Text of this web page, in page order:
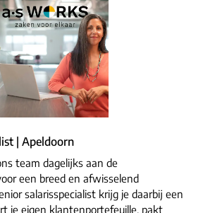
| Apeldoorn
team dagelijks aan de
een breed en afwisselend
salarisspecialist krijg je daarbij een
je eigen klantenportefeuille, pakt